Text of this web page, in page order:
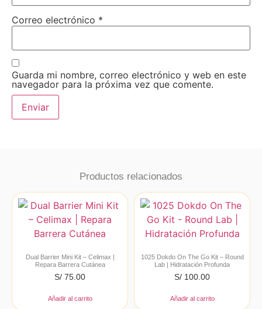
Correo electrónico *
Guarda mi nombre, correo electrónico y web en este
navegador para la próxima vez que comente.
Productos relacionados
Dual Barrier Mini Kit – Celimax |
Repara Barrera Cutánea
S/ 75.00
Añadir al carrito
1025 Dokdo On The Go Kit – Round
Lab | Hidratación Profunda
S/ 100.00
Añadir al carrito